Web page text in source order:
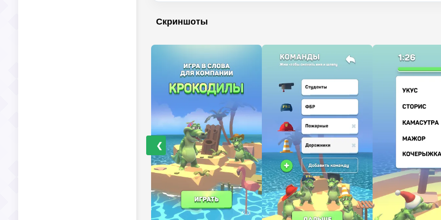
Скриншоты
❮